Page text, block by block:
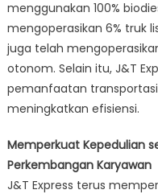
menggunakan 100%
mengoperasikan 6% truk
juga telah
otonom. Selain itu, J&T
pemanfaatan
meningkatkan efisiensi.
Memperkuat Kepedulian
Perkembangan Karyawan
J&T Express terus